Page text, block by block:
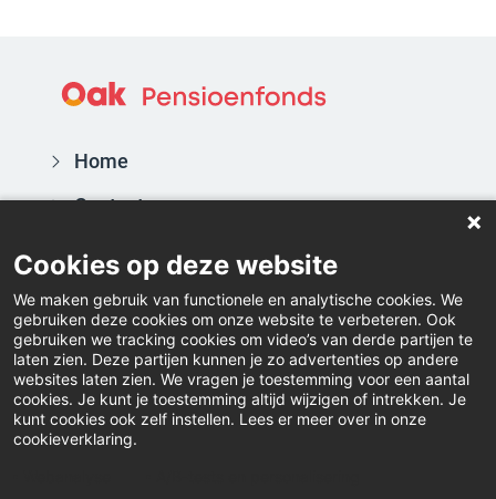
Home
Contact
Actueel
Vacatures
Inloggen
Downloads
Klacht indienen
Cookies op deze website
We maken gebruik van functionele en analytische cookies. We
gebruiken deze cookies om onze website te verbeteren. Ook
gebruiken we tracking cookies om video’s van derde partijen te
laten zien. Deze partijen kunnen je zo advertenties op andere
websites laten zien. We vragen je toestemming voor een aantal
cookies. Je kunt je toestemming altijd wijzigen of intrekken. Je
kunt cookies ook zelf instellen. Lees er meer over in onze
cookieverklaring.